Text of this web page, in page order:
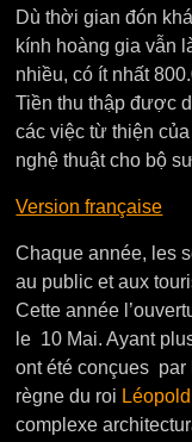
Dù thời gian đón
kính hoàng gia vẫn
nhiều, có ít nhất
Tiền thu thập được
các việc từ thiện
nghệ thuật cho bộ
Version française
Chaque année, les
au public et aux
Cette année
le 10 Mai. Ayant
ont été conçues par
règne du roi Léopold
complexe